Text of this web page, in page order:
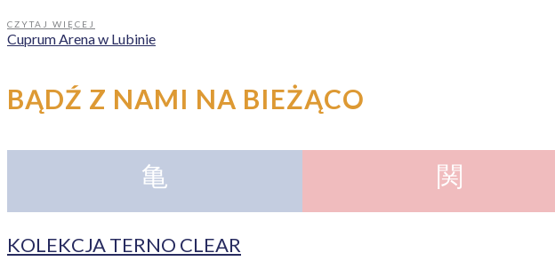
CZYTAJ WIĘCEJ
Cuprum Arena w Lubinie
BĄDŹ Z NAMI NA BIEŻĄCO
KOLEKCJA TERNO CLEAR